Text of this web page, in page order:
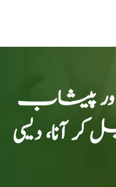
اور پیشاب
آنا، دیسی